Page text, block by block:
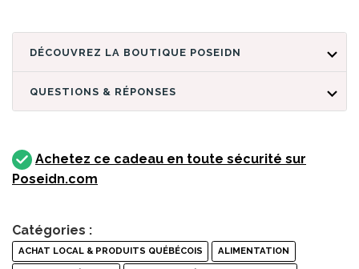
DÉCOUVREZ LA BOUTIQUE POSEIDN
QUESTIONS & RÉPONSES
Achetez ce cadeau en toute sécurité sur
Poseidn.com
Catégories :
ACHAT LOCAL & PRODUITS QUÉBÉCOIS ALIMENTATION